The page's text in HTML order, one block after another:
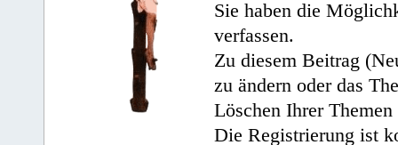
Sie haben die
verfassen.
Zu diesem Beitrag
zu ändern oder das
Löschen Ihrer
Die Registrierung ist